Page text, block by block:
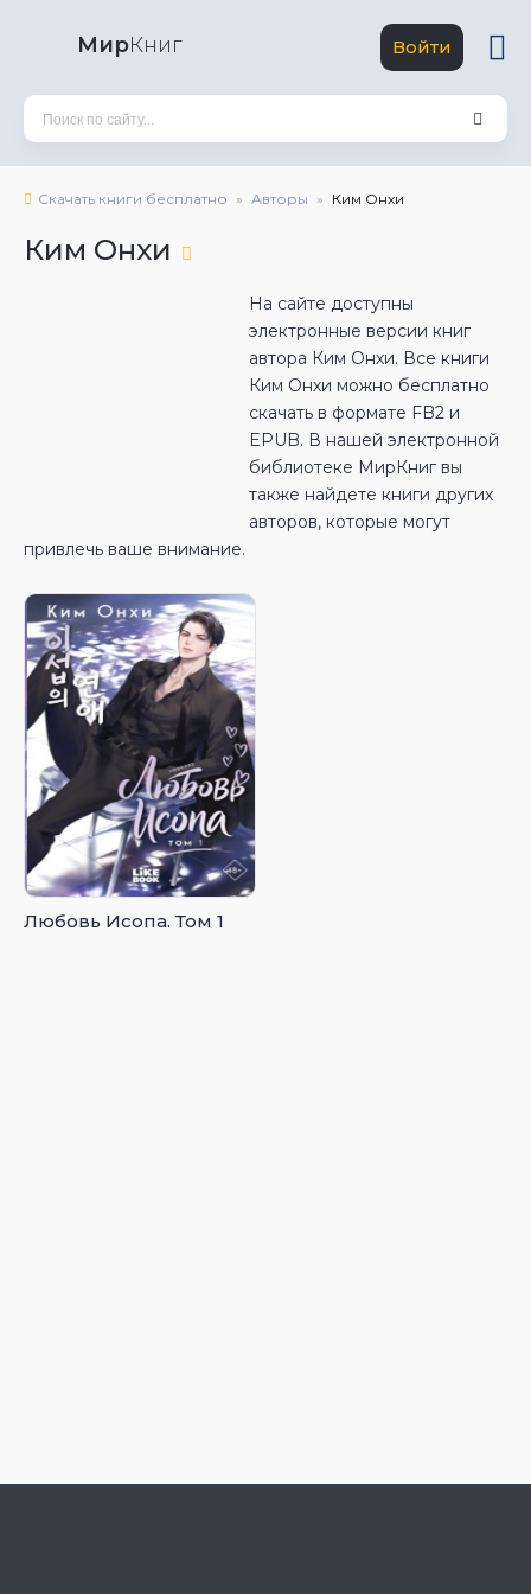
МирКниг Войти
Скачать книги бесплатно Авторы Ким Онхи
Ким Онхи
На сайте доступны
электронные версии книг
автора Ким Онхи. Все книги
Ким Онхи можно бесплатно
скачать в формате FB2 и
EPUB. В нашей электронной
библиотеке МирКниг вы
также найдете книги других
авторов, которые могут
привлечь ваше внимание.
Любовь Исопа. Том 1